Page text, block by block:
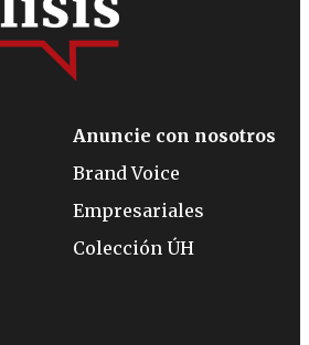
Anuncie con nosotros
Brand Voice
Empresariales
Colección ÚH